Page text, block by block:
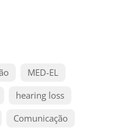
MED-EL
hearing loss
Comunicação